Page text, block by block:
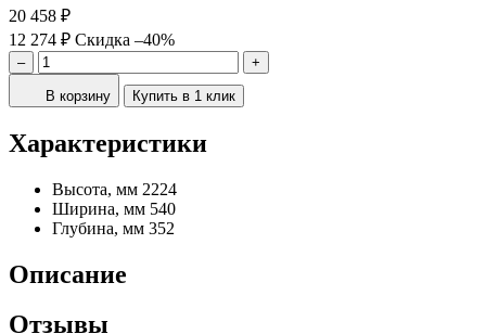
20 458 ₽
12 274 ₽ Скидка –40%
– +
В корзину Купить в 1 клик
Характеристики
Высота, мм 2224
Ширина, мм 540
Глубина, мм 352
Описание
Отзывы